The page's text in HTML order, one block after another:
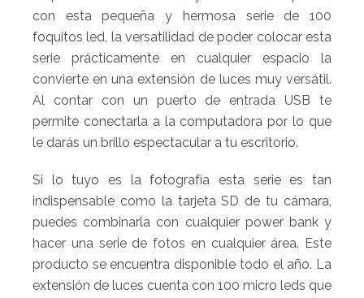
con esta pequeña y hermosa serie de 100
foquitos led, la versatilidad de poder colocar esta
serie prácticamente en cualquier espacio la
convierte en una extensión de luces muy versátil.
Al contar con un puerto de entrada USB te
permite conectarla a la computadora por lo que
le darás un brillo espectacular a tu escritorio.
Si lo tuyo es la fotografía esta serie es tan
indispensable como la tarjeta SD de tu cámara,
puedes combinarla con cualquier power bank y
hacer una serie de fotos en cualquier área. Este
producto se encuentra disponible todo el año. La
extensión de luces cuenta con 100 micro leds que